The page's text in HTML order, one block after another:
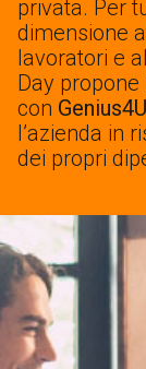
privata. Per
dimensione
lavoratori e
Day
con Genius4U
l’azienda in
dei propri